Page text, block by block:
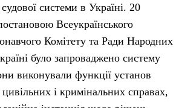
системи в Україні. 20
Всеукраїнського
Комітету та Ради Народних
було запроваджено систему
виконували функції установ
цивільних і кримінальних справах,